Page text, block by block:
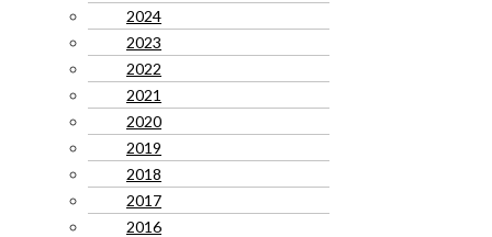
2024
2023
2022
2021
2020
2019
2018
2017
2016